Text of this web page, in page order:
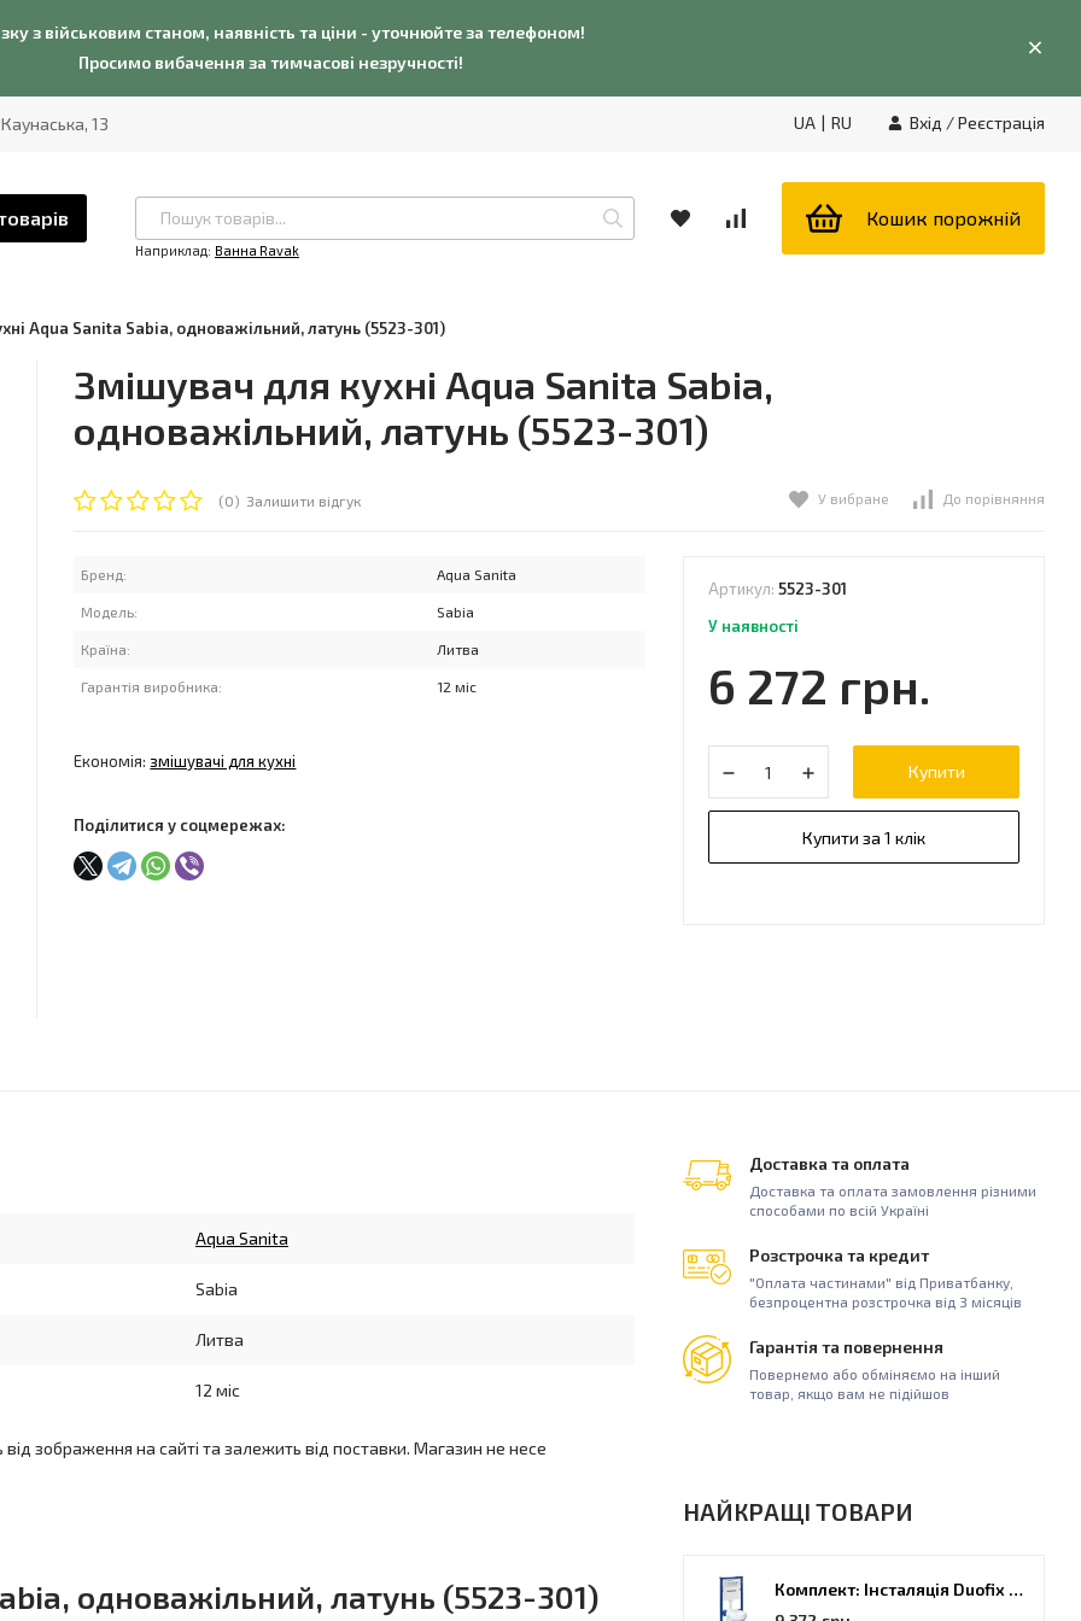
з військовим станом, наявність та ціни - уточнюйте за телефоном!
Просимо вибачення за тимчасові незручності!
13 UA | RU Вхід /Реєстрація
Наприклад: Ванна Ravak
Кошик порожній
Aqua Sanita Sabia, одноважільний, латунь (5523-301)
Змішувач для кухні Aqua Sanita Sabia,
одноважільний, латунь (5523-301)
(0) Залишити відгук У вибране До порівняння
Бренд: Aqua Sanita
Модель: Sabia
Країна: Литва
Гарантія виробника: 12 міс
Економія: змішувачі для кухні
Поділитися у соцмережах:
Артикул: 5523-301
У наявності
6 272 грн.
Купити
Купити за 1 клік
Доставка та оплата
Доставка та оплата замовлення різними
способами по всій Україні
Розстрочка та кредит
"Оплата частинами" від Приватбанку,
безпроцентна розстрочка від 3 місяців
Гарантія та повернення
Повернемо або обміняємо на інший
товар, якщо вам не підійшов
НАЙКРАЩІ ТОВАРИ
Комплект: Інсталяція Duofix PRO 20 + унітаз Kolo Idol (118.315.21.2)
Aqua Sanita
Sabia
Литва
12 міс
зображення на сайті та залежить від поставки. Магазин не несе
одноважільний, латунь (5523-301)